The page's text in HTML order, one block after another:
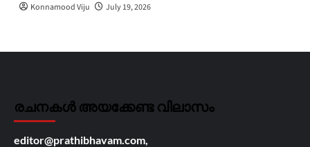
Konnamood Viju July 19, 2026
രചനകൾ അയക്കേണ്ട വിലാസം
editor@prathibhavam.com,